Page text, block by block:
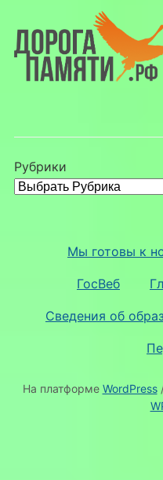
Рубрики
Мы готовы к
ГосВеб
Сведения об
На платформе WordPress/